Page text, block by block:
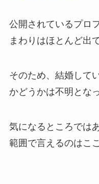
公開されているプロ
まわりはほとんど出
そのため、結婚して
かどうかは不明とな
気になるところでは
範囲で言えるのはこ